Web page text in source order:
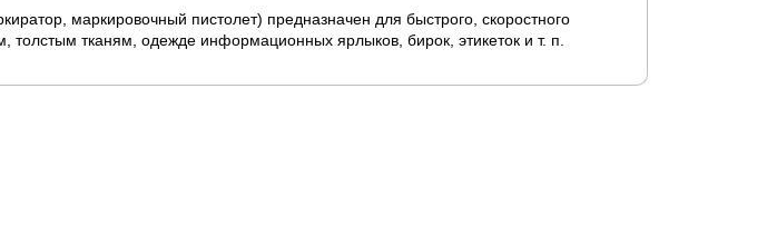
маркировочный пистолет) предназначен для быстрого, скоростного
толстым тканям, одежде информационных ярлыков, бирок, этикеток и т. п.